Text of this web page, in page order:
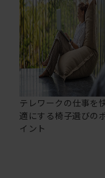
テレワークの仕事を
適にする椅子選びの
イント